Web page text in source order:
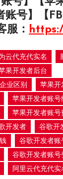
账号】【
服：
云代充代实名
果开发者后台
业区别
苹果开
苹果开发者账号
苹果开发者账号
开发者
谷歌开
谷歌开发者账
谷歌开发者账号
阿里云代充代实